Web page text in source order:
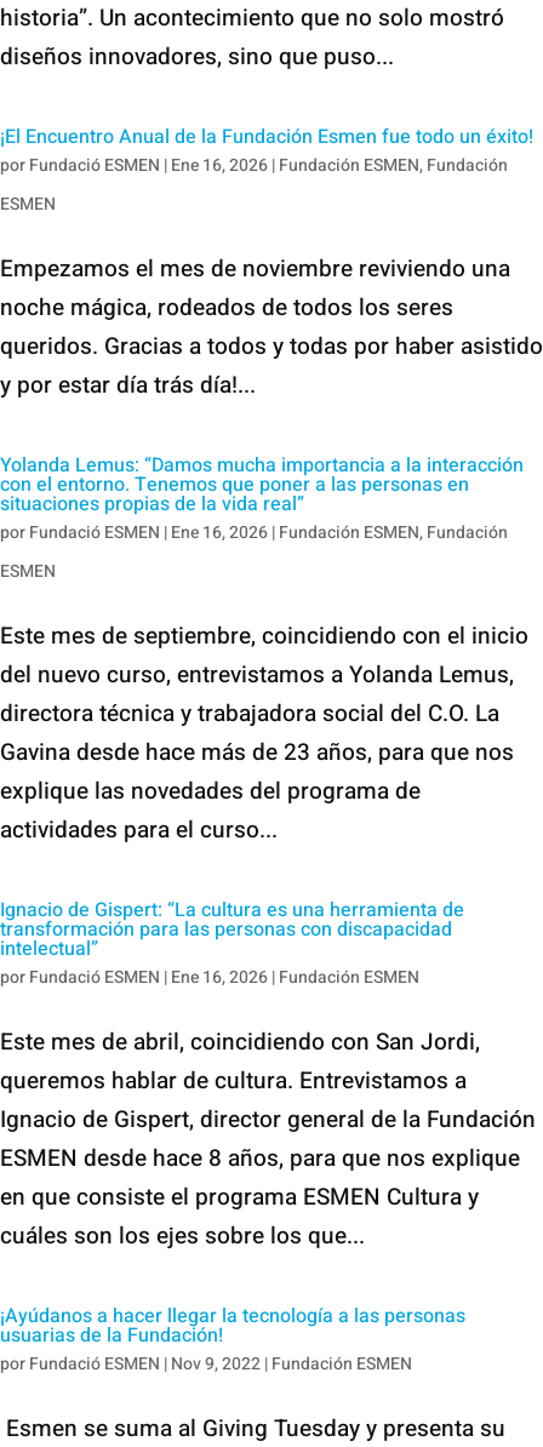
historia”. Un acontecimiento que no solo mostró
diseños innovadores, sino que puso...
¡El Encuentro Anual de la Fundación Esmen fue todo un éxito!
porFundació ESMEN |Ene 16, 2026|Fundación ESMEN,Fundación
ESMEN
Empezamos el mes de noviembre reviviendo una
noche mágica, rodeados de todos los seres
queridos. Gracias a todos y todas por haber asistido
y por estar día trás día!...
Yolanda Lemus: “Damos mucha importancia a la interacción
con el entorno. Tenemos que poner a las personas en
situaciones propias de la vida real”
porFundació ESMEN |Ene 16, 2026|Fundación ESMEN,Fundación
ESMEN
Este mes de septiembre, coincidiendo con el inicio
del nuevo curso, entrevistamos a Yolanda Lemus,
directora técnica y trabajadora social del C.O. La
Gavina desde hace más de 23 años, para que nos
explique las novedades del programa de
actividades para el curso...
Ignacio de Gispert: “La cultura es una herramienta de
transformación para las personas con discapacidad
intelectual”
porFundació ESMEN |Ene 16, 2026|Fundación ESMEN
Este mes de abril, coincidiendo con San Jordi,
queremos hablar de cultura. Entrevistamos a
Ignacio de Gispert, director general de la Fundación
ESMEN desde hace 8 años, para que nos explique
en que consiste el programa ESMEN Cultura y
cuáles son los ejes sobre los que...
¡Ayúdanos a hacer llegar la tecnología a las personas
usuarias de la Fundación!
porFundació ESMEN |Nov 9, 2022|Fundación ESMEN
Esmen se suma al Giving Tuesday y presenta su